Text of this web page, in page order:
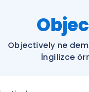
Objectively ne
İngilizce